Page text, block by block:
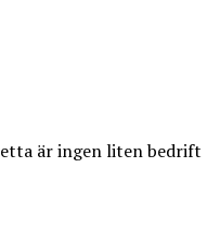
är ingen liten bedrift